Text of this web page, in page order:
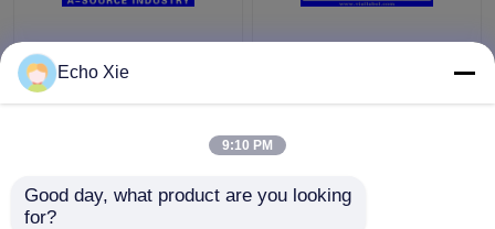
Renkli Küçük Cam
şişeler Şişeler
Kabartma, 10ml Cam
Eczane Yağları ve
Echo Xie
9:10 PM
Good day, what product are you looking
for?